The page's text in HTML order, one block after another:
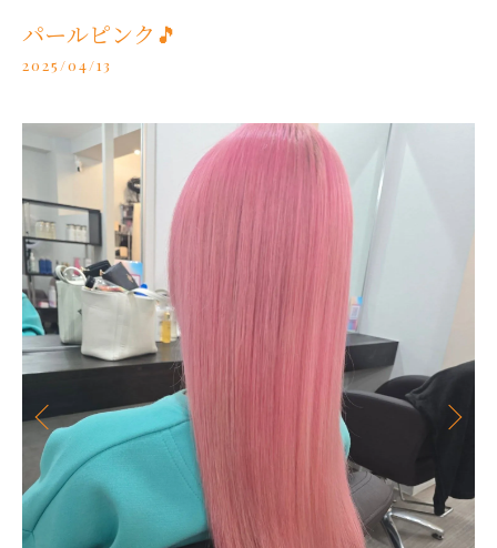
パールピンク🎵
2025/04/13